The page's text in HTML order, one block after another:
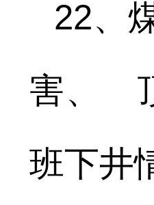
22、
害、
班下井